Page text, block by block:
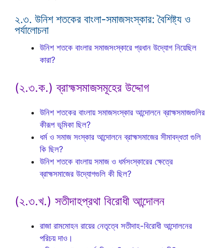
২.৩. উনিশ শতকের বাংলা-সমাজসংস্কার: বৈশিষ্ট্য ও
পর্যালোচনা
উনিশ শতকে বাংলার সমাজসংস্কারে প্রধান উদ্যোগ নিয়েছিল
কারা?
(২.৩.ক.) ব্রাহ্মসমাজসমূহের উদ্দোগ
উনিশ শতকের বাংলায় সমাজসংস্কার আন্দোলনে ব্রাহ্মসমাজগুলির
কীরূপ ভূমিকা ছিল?
ধর্ম ও সমাজ সংস্কার আন্দোলনে ব্রাহ্মসমাজের সীমাবদ্ধতা গুলি
কি ছিল?
উনিশ শতকে বাংলায় সমাজ ও ধর্মসংস্কারের ক্ষেত্রে
ব্রাহ্মসমাজের উদ্যোগগুলি কী ছিল?
(২.৩.খ.) সতীদাহপ্রথা বিরোধী আন্দোলন
রাজা রামমোহন রায়ের নেতৃত্বে সতীদাহ-বিরোধী আন্দোলনের
পরিচয় দাও।